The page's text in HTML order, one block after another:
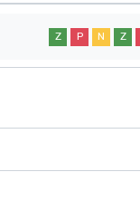
Z P N Z